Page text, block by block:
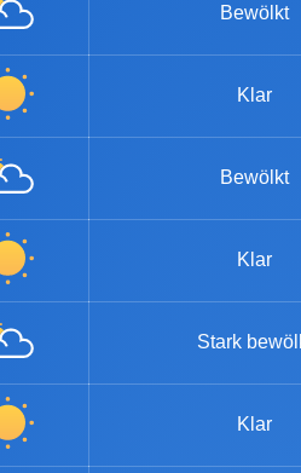
Bewölkt
Klar
Bewölkt
Klar
Stark
Klar